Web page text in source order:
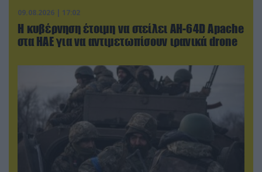
09.08.2026 | 17:02
Η κυβέρνηση έτοιμη να στείλει AH-64D Apache
στα ΗΑΕ για να αντιμετωπίσουν ιρανικά drone